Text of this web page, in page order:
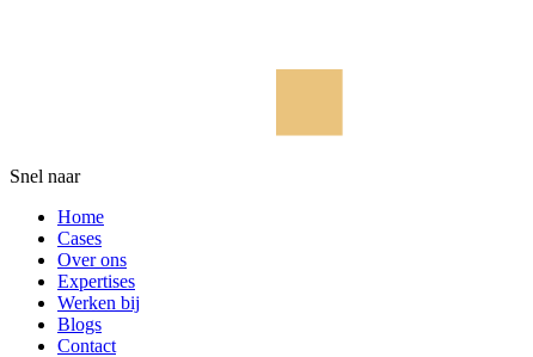
Snel naar
Home
Cases
Over ons
Expertises
Werken bij
Blogs
Contact